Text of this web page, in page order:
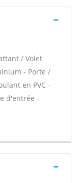
/ Volet
- Porte /
en PVC -
d'entrée -